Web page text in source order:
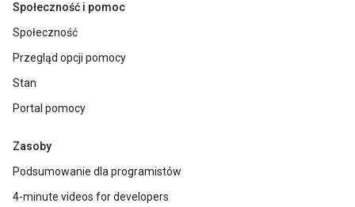
Społeczność i pomoc
Społeczność
Przegląd opcji pomocy
Stan
Portal pomocy
Zasoby
Podsumowanie dla programistów
4-minute videos for developers